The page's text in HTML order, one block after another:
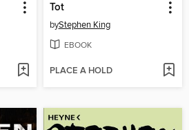
Tot
byStephen King
EBOOK
PLACE A HOLD